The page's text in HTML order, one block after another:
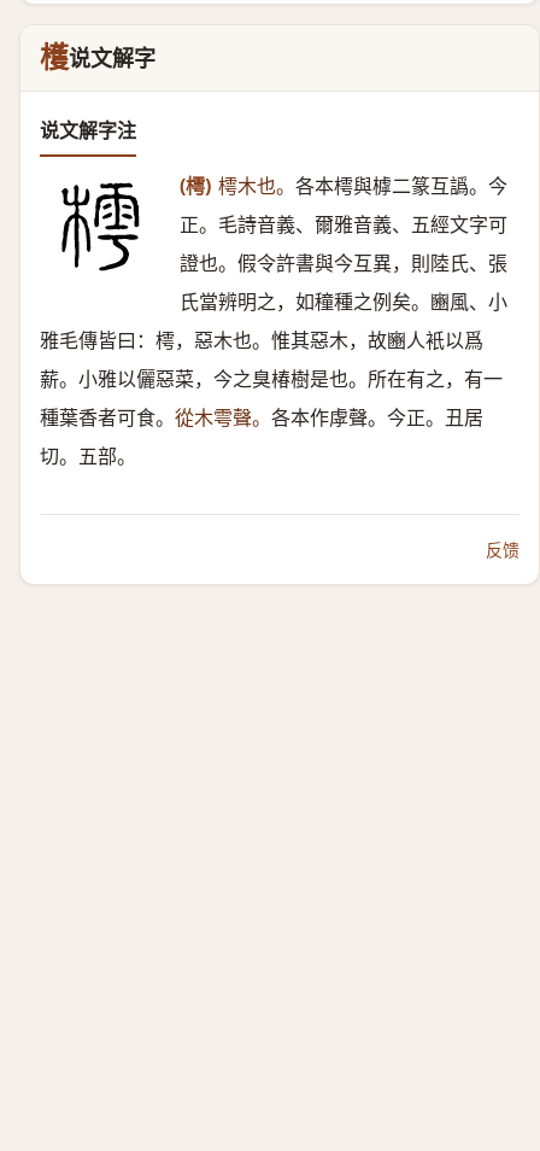
檴说文解字
说文解字注
(樗) 樗木也。 各本樗與㯉二篆互譌。今
正。毛詩音義、爾雅音義、五經文字可
證也。假令許書與今互異，則陸氏、張
氏當辨明之，如穜種之例矣。豳風、小
雅毛傳皆曰：樗，惡木也。惟其惡木，故豳人衹以爲
薪。小雅以儷惡菜，今之臭椿樹是也。所在有之，有一
種葉香者可食。 從木雩聲。 各本作虖聲。今正。丑居
切。五部。
反馈